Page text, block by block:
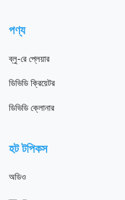
পণ্য
ব্লু-রে প্লেয়ার
ডিভিডি ক্রিয়েটর
ডিভিডি ক্লোনার
হট টপিকস
অডিও